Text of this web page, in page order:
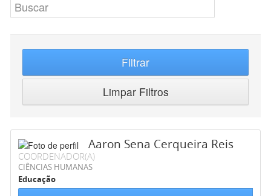
Filtrar
Limpar Filtros
Aaron Sena Cerqueira Reis
COORDENADOR(A)
CIÊNCIAS HUMANAS
Educação